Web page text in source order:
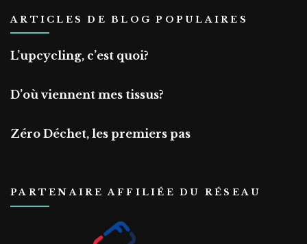
ARTICLES DE BLOG POPULAIRES
L’upcycling, c’est quoi?
D’où viennent mes tissus?
Zéro Déchet, les premiers pas
PARTENAIRE AFFILIÉE DU RÉSEAU